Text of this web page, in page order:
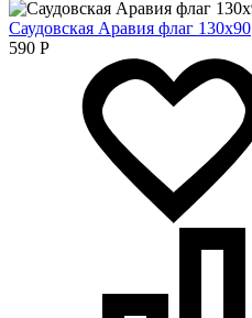
Саудовская Аравия флаг 130х90
590 Р